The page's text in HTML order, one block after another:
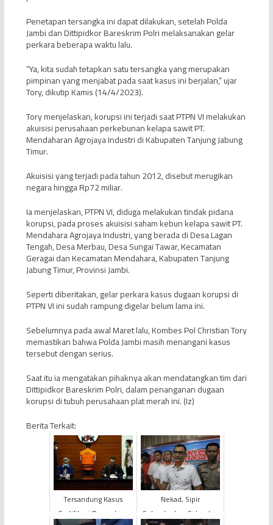
Penetapan tersangka ini dapat dilakukan, setelah Polda
Jambi dan Dittipidkor Bareskrim Polri melaksanakan gelar
perkara beberapa waktu lalu.
“Ya, kita sudah tetapkan satu tersangka yang merupakan
pimpinan yang menjabat pada saat kasus ini berjalan,” ujar
Tory, dikutip Kamis (14/4/2023).
Tory menjelaskan, korupsi ini terjadi saat PTPN VI melakukan
akuisisi perusahaan perkebunan kelapa sawit PT.
Mendaharan Agrojaya Industri di Kabupaten Tanjung Jabung
Timur.
Akuisisi yang terjadi pada tahun 2012, disebut merugikan
negara hingga Rp72 miliar.
Ia menjelaskan, PTPN VI, diduga melakukan tindak pidana
korupsi, pada proses akuisisi saham kebun kelapa sawit PT.
Mendahara Agrojaya Industri, yang berada di Desa Lagan
Tengah, Desa Merbau, Desa Sungai Tawar, Kecamatan
Geragai dan Kecamatan Mendahara, Kabupaten Tanjung
Jabung Timur, Provinsi Jambi.
Seperti diberitakan, gelar perkara kasus dugaan korupsi di
PTPN VI ini sudah rampung digelar belum lama ini.
Sebelumnya pada awal Maret lalu, Kombes Pol Christian Tory
memastikan bahwa Polda Jambi masih menangani kasus
tersebut dengan serius.
Saat itu ia mengatakan pihaknya akan mendatangkan tim dari
Dittipidkor Bareskrim Polri, dalam penanganan dugaan
korupsi di tubuh perusahaan plat merah ini. (Iz)
Berita Terkait:
Tersandung Kasus
Gratifikasi Pengadaan
Nekad, Sipir
Selundupkan Sabu dan